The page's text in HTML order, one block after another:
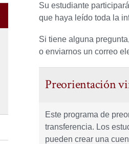
Su estudiante
que haya leído toda la
Si tiene alguna
o enviarnos un correo
Preorientación
Este programa de
transferencia. Los
pueden crear una